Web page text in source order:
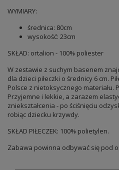
WYMIARY:
średnica: 80cm
wysokość: 23cm
SKŁAD: ortalion - 100% poliester
W zestawie z suchym basenem
dla dzieci piłeczki o średnicy 6 cm.
Polsce z nietoksycznego materiału.
Przyjemne i lekkie, a zarazem
zniekształcenia - po ściśnięciu
robiąc dziecku krzywdy.
SKŁAD PIŁECZEK: 100% polietylen.
Zabawa powinna odbywać się pod